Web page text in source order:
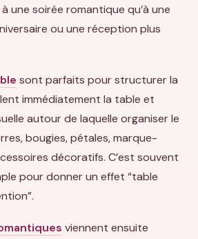
une soirée romantique qu’à une
ou une réception plus
sont parfaits pour structurer la
immédiatement la table et
autour de laquelle organiser le
bougies, pétales, marque-
décoratifs. C’est souvent
pour donner un effet “table
viennent ensuite